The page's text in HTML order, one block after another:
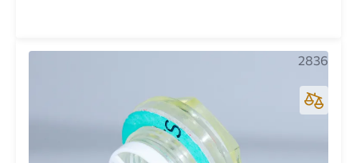
2836